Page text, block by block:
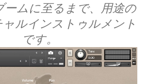
ームに至るまで、用途の
ャルインストゥルメント
です。